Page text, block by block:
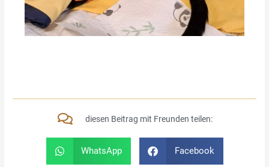
diesen Beitrag mit Freunden teilen:
WhatsApp Facebook